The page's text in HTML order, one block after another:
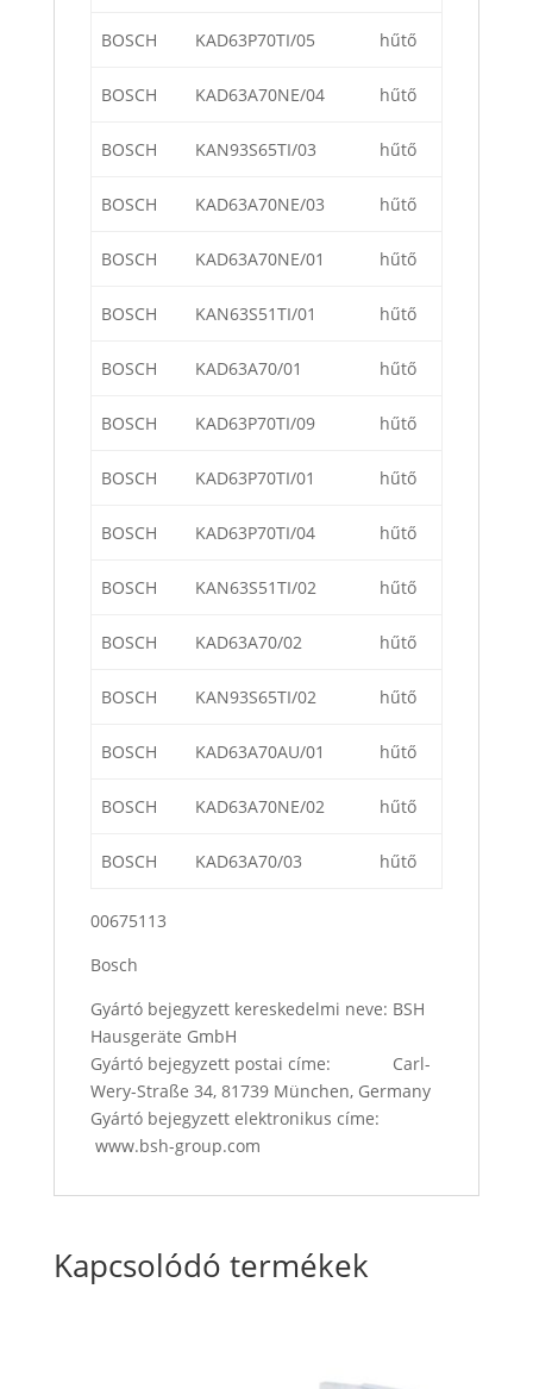
BOSCH KAD63P70TI/05 hűtő
BOSCH KAD63A70NE/04 hűtő
BOSCH KAN93S65TI/03 hűtő
BOSCH KAD63A70NE/03 hűtő
BOSCH KAD63A70NE/01 hűtő
BOSCH KAN63S51TI/01 hűtő
BOSCH KAD63A70/01 hűtő
BOSCH KAD63P70TI/09 hűtő
BOSCH KAD63P70TI/01 hűtő
BOSCH KAD63P70TI/04 hűtő
BOSCH KAN63S51TI/02 hűtő
BOSCH KAD63A70/02 hűtő
BOSCH KAN93S65TI/02 hűtő
BOSCH KAD63A70AU/01 hűtő
BOSCH KAD63A70NE/02 hűtő
BOSCH KAD63A70/03 hűtő
00675113
Bosch
Gyártó bejegyzett kereskedelmi neve: BSH
Hausgeräte GmbH
Gyártó bejegyzett postai címe: Carl-
Wery-Straße 34, 81739 München, Germany
Gyártó bejegyzett elektronikus címe:
www.bsh-group.com
Kapcsolódó termékek